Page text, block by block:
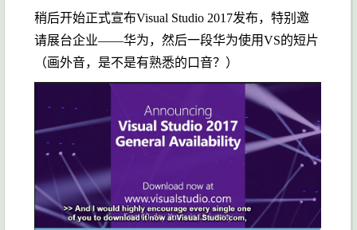
稍后开始正式宣布Visual Studio 2017发布，特别邀
请展台企业——华为，然后一段华为使用VS的短片
（画外音，是不是有熟悉的口音？）